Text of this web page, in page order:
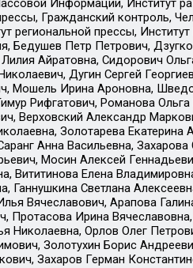
Информации, Институт
Гражданский контроль,
региональной прессы,
Бедушев Петр Петрович,
Айратовна, Сидорович
Дугин Сергей
Мошель Ирина Ароновна,
Рифгатович, Романова
Верховский Александр
Золотарева
Анна Васильевна,
Мосин Алексей
Вититинова Елена
Ганнушкина Светлана
Вячеславович, Арапова
Протасова Ирина
Николаевна, Орлов Олег
Золотухин Борис
Захаров Герман